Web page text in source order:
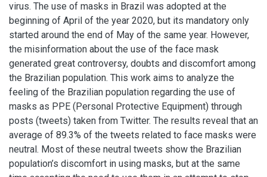
virus. The use of masks in Brazil was adopted at the
beginning of April of the year 2020, but its mandatory only
started around the end of May of the same year. However,
the misinformation about the use of the face mask
generated great controversy, doubts and discomfort among
the Brazilian population. This work aims to analyze the
feeling of the Brazilian population regarding the use of
masks as PPE (Personal Protective Equipment) through
posts (tweets) taken from Twitter. The results reveal that an
average of 89.3% of the tweets related to face masks were
neutral. Most of these neutral tweets show the Brazilian
population’s discomfort in using masks, but at the same